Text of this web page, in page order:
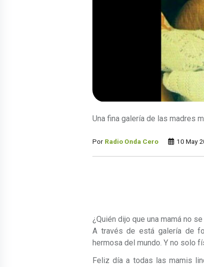
Una fina galería de las madres
Por Radio Onda Cero 10 May
¿Quién dijo que una mamá no
A través de está galería de
hermosa del mundo. Y no solo
Feliz día a todas las mamis